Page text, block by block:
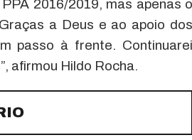
2016/2019, mas apenas o
a Deus e ao apoio dos
passo à frente. Continuarei
afirmou Hildo Rocha.